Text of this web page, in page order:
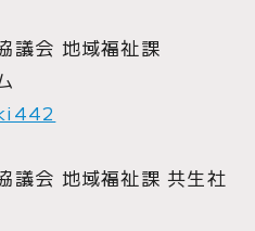
議会 地域福祉課
議会 地域福祉課 共生社